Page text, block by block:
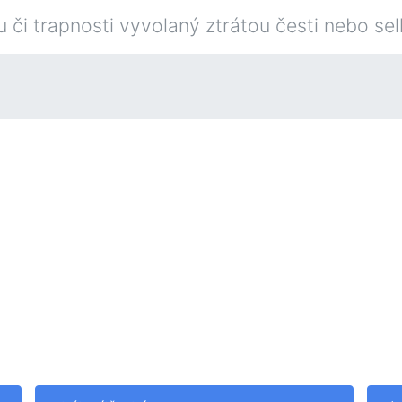
či trapnosti vyvolaný ztrátou česti nebo